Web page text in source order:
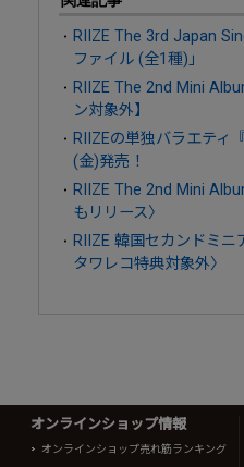
RIIZE The 3rd Japan
ファイル (全1種)」
RIIZE The 2nd Mini
ン対象外】
RIIZEの単独バラエティ
(金)発売！
RIIZE The 2nd Mini
もリリース〉
RIIZE 韓国セカンドミ
タワレコ特典対象外〉
オンラインショップ情報
オンラインショップ売れ筋ランキング